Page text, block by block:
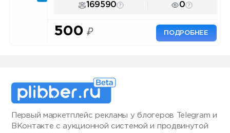
169590 0
500 ₽ ПОДРОБНЕЕ
Первый маркетплейс рекламы у блогеров Telegram и
ВКонтакте с аукционной системой и продвинутой